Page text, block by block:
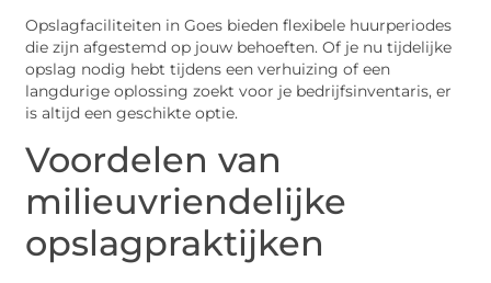
Opslagfaciliteiten in Goes bieden flexibele huurperiodes
die zijn afgestemd op jouw behoeften. Of je nu tijdelijke
opslag nodig hebt tijdens een verhuizing of een
langdurige oplossing zoekt voor je bedrijfsinventaris, er
is altijd een geschikte optie.
Voordelen van
milieuvriendelijke
opslagpraktijken